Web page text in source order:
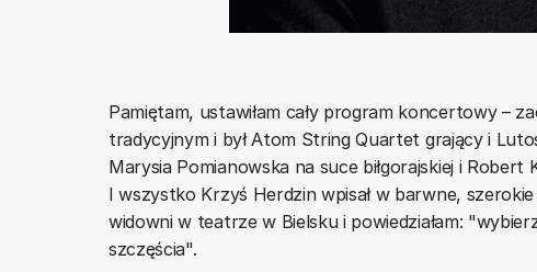
Pamiętam, ustawiłam cały program koncertowy –
tradycyjnym i był Atom String Quartet grający i
Marysia Pomianowska na suce biłgorajskiej i
I wszystko Krzyś Herdzin wpisał w barwne,
widowni w teatrze w Bielsku i powiedziałam:
szczęścia".